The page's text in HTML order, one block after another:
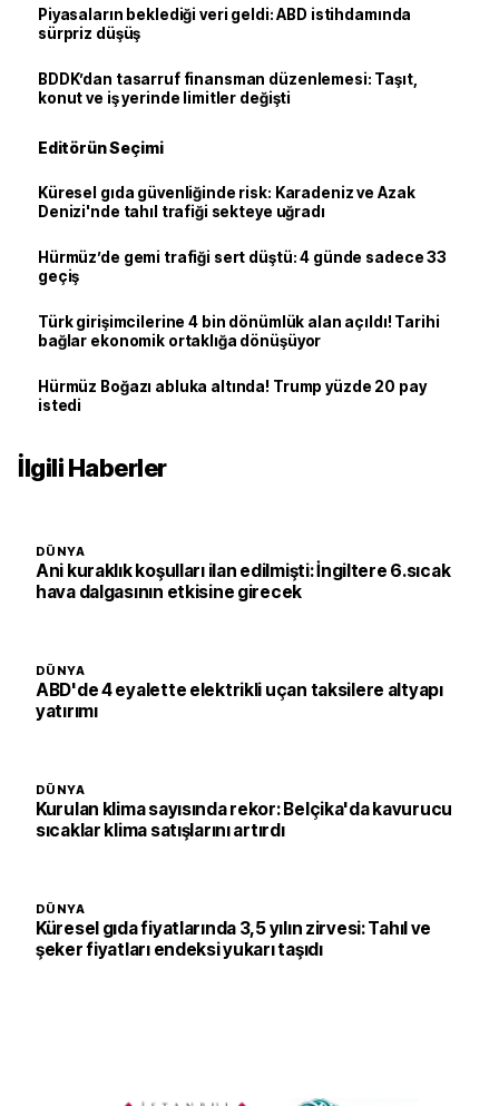
Piyasaların beklediği veri geldi: ABD istihdamında
sürpriz düşüş
BDDK’dan tasarruf finansman düzenlemesi: Taşıt,
konut ve iş yerinde limitler değişti
Editörün Seçimi
Küresel gıda güvenliğinde risk: Karadeniz ve Azak
Denizi'nde tahıl trafiği sekteye uğradı
Hürmüz’de gemi trafiği sert düştü: 4 günde sadece 33
geçiş
Türk girişimcilerine 4 bin dönümlük alan açıldı! Tarihi
bağlar ekonomik ortaklığa dönüşüyor
Hürmüz Boğazı abluka altında! Trump yüzde 20 pay
istedi
İlgili Haberler
DÜNYA
Ani kuraklık koşulları ilan edilmişti: İngiltere 6.sıcak
hava dalgasının etkisine girecek
DÜNYA
ABD'de 4 eyalette elektrikli uçan taksilere altyapı
yatırımı
DÜNYA
Kurulan klima sayısında rekor: Belçika'da kavurucu
sıcaklar klima satışlarını artırdı
DÜNYA
Küresel gıda fiyatlarında 3,5 yılın zirvesi: Tahıl ve
şeker fiyatları endeksi yukarı taşıdı